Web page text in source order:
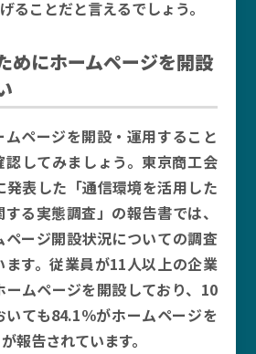
ることだと言えるでしょう。
めにホームページを開設
ページを開設・運用すること
してみましょう。東京商工会
発表した「通信環境を活用した
る実態調査」の報告書では、
ージ開設状況についての調査
す。従業員が11人以上の企業
ームページを開設しており、10
ても84.1％がホームページを
報告されています。